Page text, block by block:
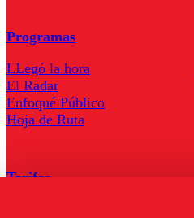
Programas
LLegó la hora
El Radar
Enfoqué Público
Hoja de Ruta
Tarifas